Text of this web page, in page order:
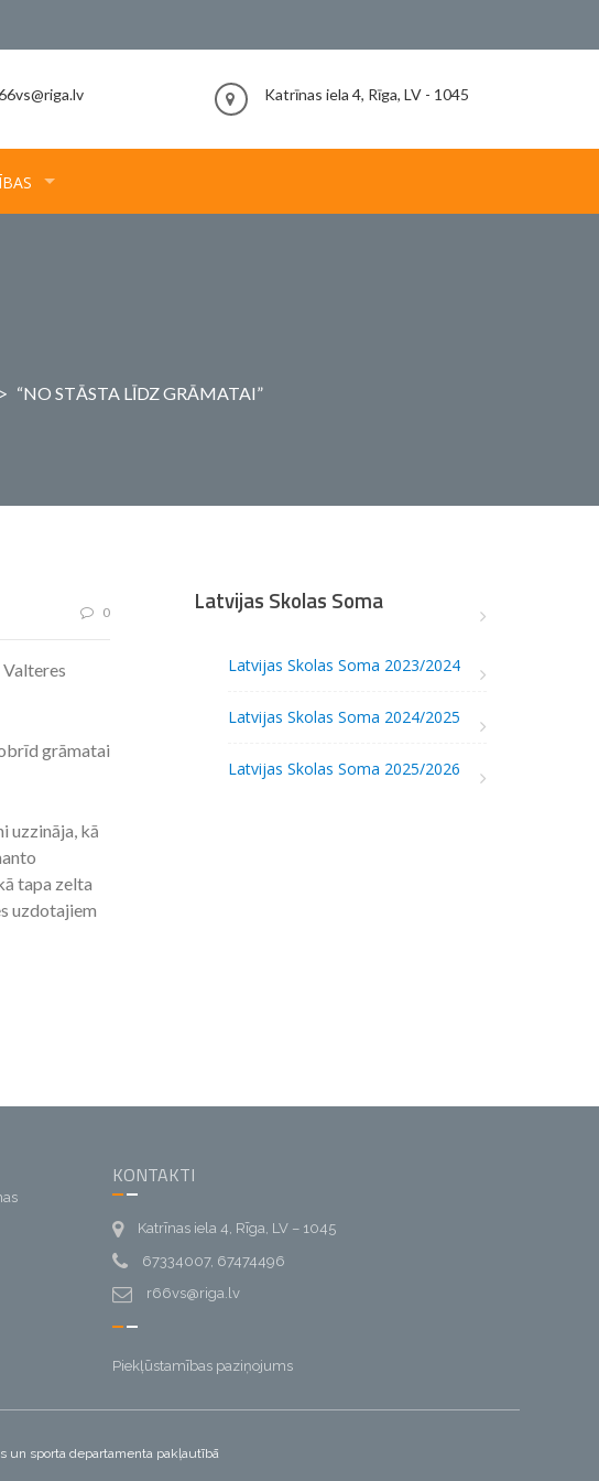
Katrīnas iela 4, Rīga, LV - 1045
> “NO STĀSTA LĪDZ GRĀMATAI”
0
Valteres
grāmatai
uzzināja, kā
tapa zelta
uzdotajiem
Latvijas Skolas Soma
Latvijas Skolas Soma 2023/2024
Latvijas Skolas Soma 2024/2025
Latvijas Skolas Soma 2025/2026
KONTAKTI
Katrīnas iela 4, Rīga, LV – 1045
67334007, 67474496
r66vs@riga.lv
Piekļūstamības paziņojums
un sporta departamenta pakļautībā